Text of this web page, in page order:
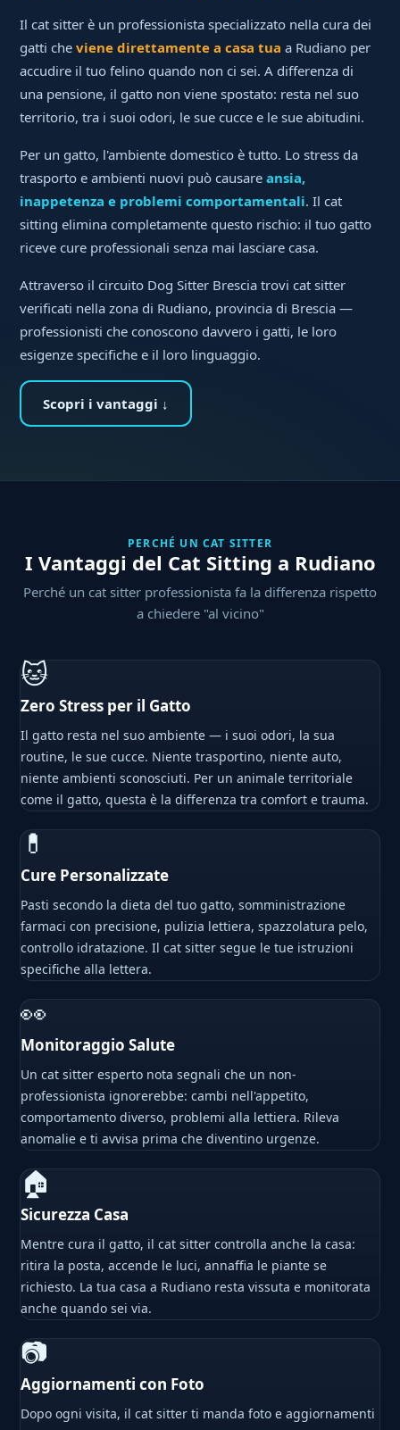
Il cat sitter è un professionista specializzato nella cura dei
gatti cheviene direttamente a casa tua a Rudiano per
accudire il tuo felino quando non ci sei. A differenza di
una pensione, il gatto non viene spostato: resta nel suo
territorio, tra i suoi odori, le sue cucce e le sue abitudini.
Per un gatto, l'ambiente domestico è tutto. Lo stress da
trasporto e ambienti nuovi può causareansia,
inappetenza e problemi comportamentali. Il cat
sitting elimina completamente questo rischio: il tuo gatto
riceve cure professionali senza mai lasciare casa.
Attraverso il circuito Dog Sitter Brescia trovi cat sitter
verificati nella zona di Rudiano, provincia di Brescia —
professionisti che conoscono davvero i gatti, le loro
esigenze specifiche e il loro linguaggio.
Scopri i vantaggi ↓
PERCHÉ UN CAT SITTER
I Vantaggi del Cat Sitting a Rudiano
Perché un cat sitter professionista fa la differenza rispetto
a chiedere "al vicino"
🐱
Zero Stress per il Gatto
Il gatto resta nel suo ambiente — i suoi odori, la sua
routine, le sue cucce. Niente trasportino, niente auto,
niente ambienti sconosciuti. Per un animale territoriale
come il gatto, questa è la differenza tra comfort e trauma.
💊
Cure Personalizzate
Pasti secondo la dieta del tuo gatto, somministrazione
farmaci con precisione, pulizia lettiera, spazzolatura pelo,
controllo idratazione. Il cat sitter segue le tue istruzioni
specifiche alla lettera.
👀
Monitoraggio Salute
Un cat sitter esperto nota segnali che un non-
professionista ignorerebbe: cambi nell'appetito,
comportamento diverso, problemi alla lettiera. Rileva
anomalie e ti avvisa prima che diventino urgenze.
🏠
Sicurezza Casa
Mentre cura il gatto, il cat sitter controlla anche la casa:
ritira la posta, accende le luci, annaffia le piante se
richiesto. La tua casa a Rudiano resta vissuta e monitorata
anche quando sei via.
📷
Aggiornamenti con Foto
Dopo ogni visita, il cat sitter ti manda foto e aggiornamenti